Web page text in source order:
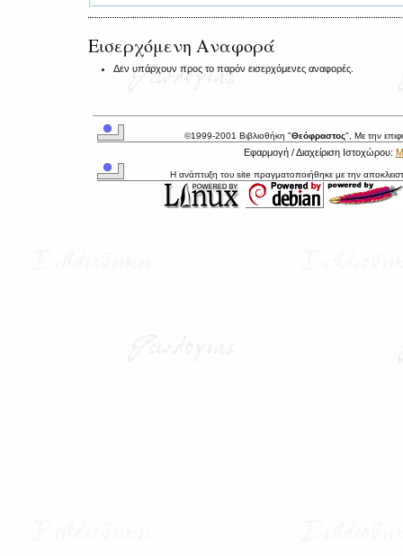
Εισερχόμενη Αναφορά
Δεν υπάρχουν προς το παρόν εισερχόμενες αναφορές.
©1999-2001 Βιβλιοθήκη "Θεόφραστος", Με την
Εφαρμογή / Διαχείριση Ιστοχώρου:
Η ανάπτυξη του site πραγματοποιήθηκε με την